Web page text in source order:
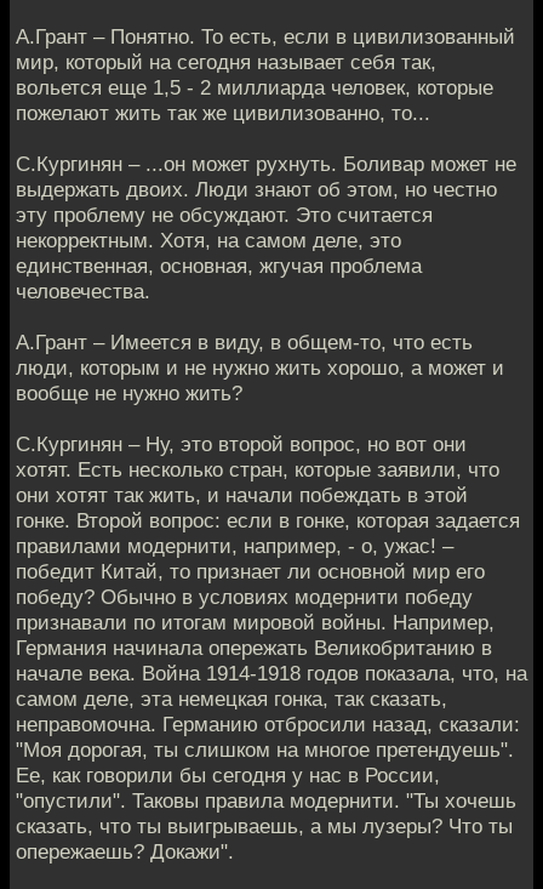
А.Грант – Понятно. То есть, если в цивилизованный
мир, который на сегодня называет себя так,
вольется еще 1,5 - 2 миллиарда человек, которые
пожелают жить так же цивилизованно, то...
С.Кургинян – ...он может рухнуть. Боливар может не
выдержать двоих. Люди знают об этом, но честно
эту проблему не обсуждают. Это считается
некорректным. Хотя, на самом деле, это
единственная, основная, жгучая проблема
человечества.
А.Грант – Имеется в виду, в общем-то, что есть
люди, которым и не нужно жить хорошо, а может и
вообще не нужно жить?
С.Кургинян – Ну, это второй вопрос, но вот они
хотят. Есть несколько стран, которые заявили, что
они хотят так жить, и начали побеждать в этой
гонке. Второй вопрос: если в гонке, которая задается
правилами модернити, например, - о, ужас! –
победит Китай, то признает ли основной мир его
победу? Обычно в условиях модернити победу
признавали по итогам мировой войны. Например,
Германия начинала опережать Великобританию в
начале века. Война 1914-1918 годов показала, что, на
самом деле, эта немецкая гонка, так сказать,
неправомочна. Германию отбросили назад, сказали:
"Моя дорогая, ты слишком на многое претендуешь".
Ее, как говорили бы сегодня у нас в России,
"опустили". Таковы правила модернити. "Ты хочешь
сказать, что ты выигрываешь, а мы лузеры? Что ты
опережаешь? Докажи".